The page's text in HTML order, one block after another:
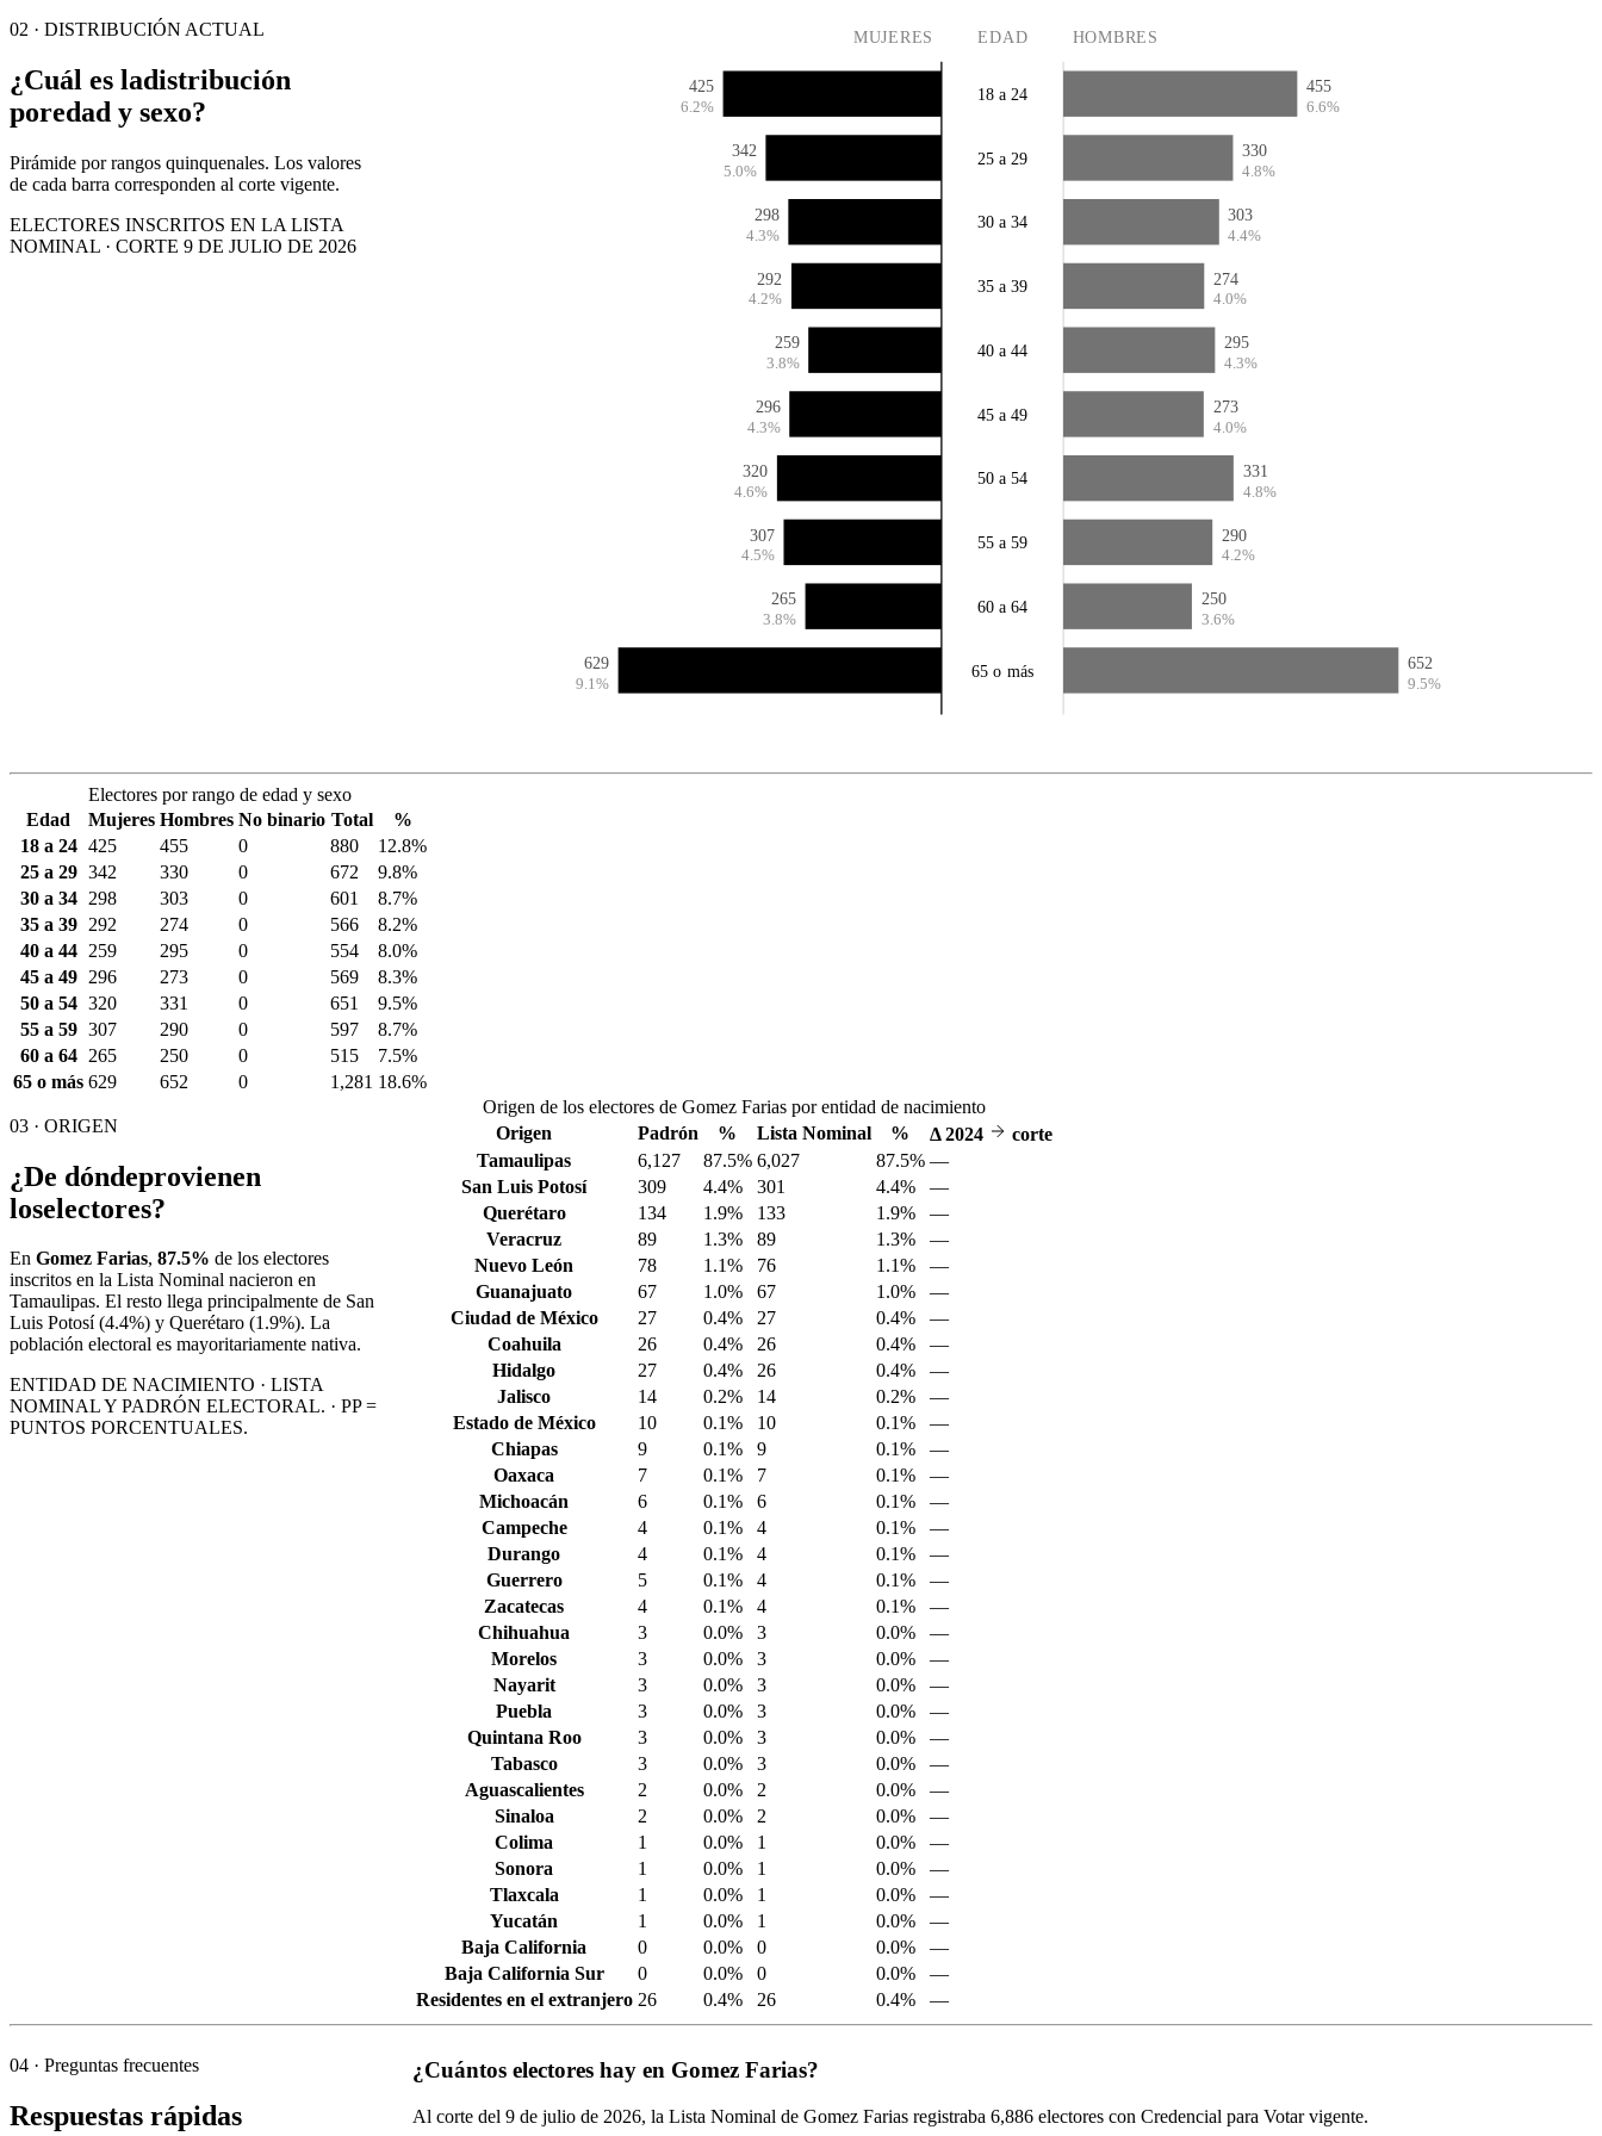
02 · DISTRIBUCIÓN ACTUAL
¿Cuál es ladistribución
poredad y sexo?
Pirámide por rangos quinquenales. Los valores
de cada barra corresponden al corte vigente.
ELECTORES INSCRITOS EN LA LISTA
NOMINAL · CORTE 9 DE JULIO DE 2026
MUJERES EDAD HOMBRES
425
6.2%
455
6.6%
18 a 24
342
5.0%
330
4.8%
25 a 29
298
4.3%
303
4.4%
30 a 34
292
4.2%
274
4.0%
35 a 39
259
3.8%
295
4.3%
40 a 44
296
4.3%
273
4.0%
45 a 49
320
4.6%
331
4.8%
50 a 54
307
4.5%
290
4.2%
55 a 59
265
3.8%
250
3.6%
60 a 64
629
9.1%
652
9.5%
65 o más
Electores por rango de edad y sexo
Edad
Mujeres Hombres No binario Total
%
18 a 24 425 455 0 880
12.8%
25 a 29 342 330 0 672
9.8%
30 a 34
298 303 0 601
8.7%
35 a 39
292 274 0 566
8.2%
40 a 44
259 295 0 554
8.0%
45 a 49
296 273 0 569
8.3%
50 a 54 320 331 0 651
9.5%
55 a 59 307 290 0 597
8.7%
60 a 64
265 250 0 515
7.5%
65 o más 629 652 0 1,281 18.6%
03 · ORIGEN
¿De dóndeprovienen
loselectores?
En Gomez Farias, 87.5% de los electores
inscritos en la Lista Nominal nacieron en
Tamaulipas. El resto llega principalmente de San
Luis Potosí (4.4%) y Querétaro (1.9%). La
población electoral es mayoritariamente nativa.
ENTIDAD DE NACIMIENTO · LISTA
NOMINAL Y PADRÓN ELECTORAL. · PP =
PUNTOS PORCENTUALES.
Origen de los electores de Gomez Farias por entidad de nacimiento
Origen
Padrón % Lista Nominal % Δ2024
corte
Tamaulipas
6,127 87.5% 6,027 87.5% —
San Luis Potosí
309 4.4% 301 4.4%
—
Querétaro
134 1.9% 133 1.9%
—
Veracruz
89 1.3% 89 1.3%
—
Nuevo León
78 1.1% 76 1.1%
—
Guanajuato
67 1.0% 67 1.0%
—
Ciudad de México
27 0.4% 27 0.4%
—
Coahuila
26 0.4% 26 0.4%
—
Hidalgo
27 0.4% 26 0.4%
—
Jalisco
14 0.2% 14 0.2%
—
Estado de México
10 0.1% 10 0.1%
—
Chiapas
9 0.1% 9 0.1%
—
Oaxaca
7 0.1% 7 0.1%
—
Michoacán
6 0.1% 6 0.1%
—
Campeche
4 0.1% 4 0.1%
—
Durango
4 0.1% 4 0.1%
—
Guerrero
5 0.1% 4 0.1%
—
Zacatecas
4 0.1% 4 0.1%
—
Chihuahua
3 0.0% 3 0.0%
—
Morelos
3 0.0% 3 0.0%
—
Nayarit
3 0.0% 3 0.0%
—
Puebla
3 0.0% 3 0.0%
—
Quintana Roo
3 0.0% 3 0.0%
—
Tabasco
3 0.0% 3 0.0%
—
Aguascalientes
2 0.0% 2 0.0%
—
Sinaloa
2 0.0% 2 0.0%
—
Colima
1 0.0% 1 0.0%
—
Sonora
1 0.0% 1 0.0%
—
Tlaxcala
1 0.0% 1 0.0%
—
Yucatán
1 0.0% 1 0.0%
—
Baja California
0 0.0% 0 0.0%
—
Baja California Sur
0 0.0% 0 0.0%
—
Residentes en el extranjero 26 0.4% 26 0.4% —
04 · Preguntas frecuentes
Respuestas rápidas
¿Cuántos electores hay en Gomez Farias?
Al corte del 9de julio de 2026, la Lista Nominal de Gomez Farias registraba 6,886electores con Credencial para Votar vigente.